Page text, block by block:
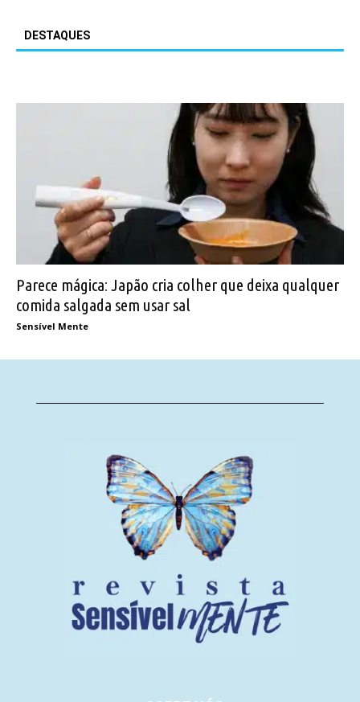
DESTAQUES
Parece mágica: Japão cria colher que deixa qualquer
comida salgada sem usar sal
Sensível Mente